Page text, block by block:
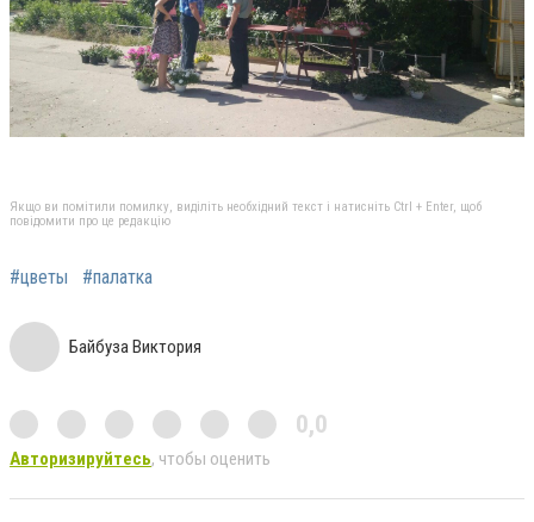
Якщо ви помітили помилку, виділіть необхідний текст і натисніть Ctrl + Enter, щоб
повідомити про це редакцію
#цветы #палатка
Байбуза Виктория
0,0
Авторизируйтесь, чтобы оценить